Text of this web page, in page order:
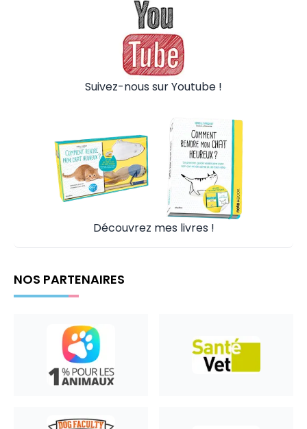
Suivez-nous sur Youtube !
Découvrez mes livres !
NOS PARTENAIRES